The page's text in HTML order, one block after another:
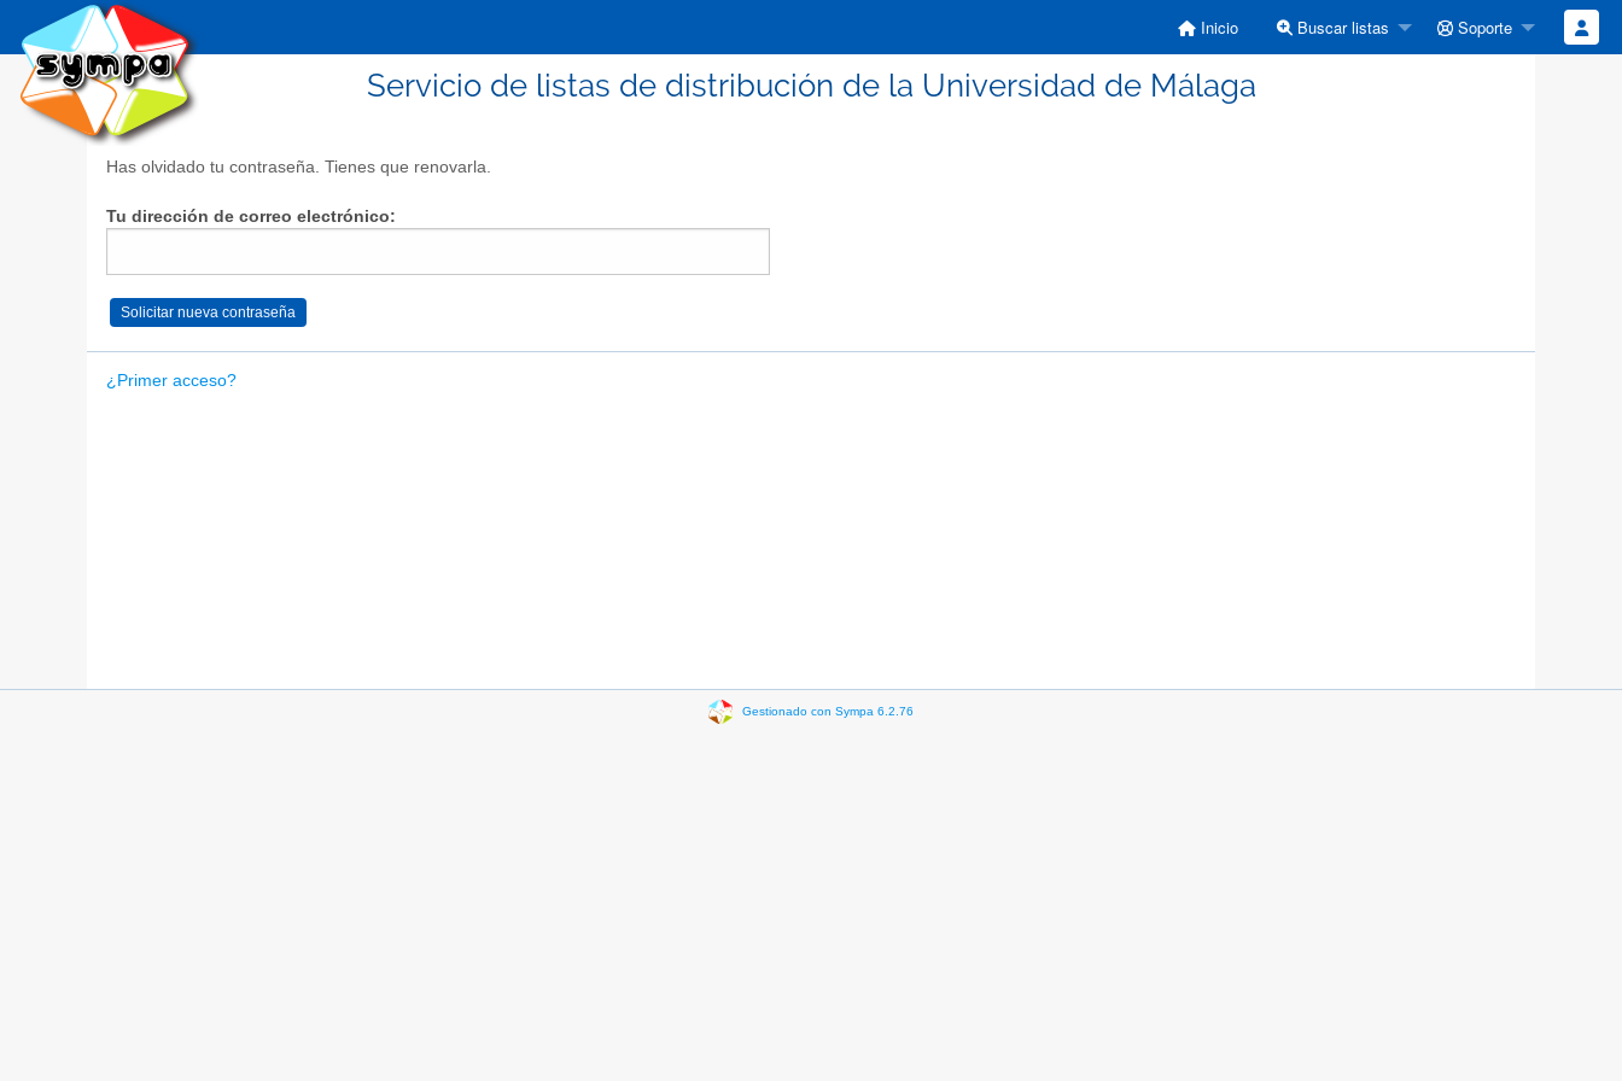
Inicio Buscar listas Soporte
Servicio de listas de distribución de la Universidad de Málaga
Has olvidado tu contraseña. Tienes que renovarla.
Tu dirección de correo electrónico:
¿Primer acceso?
Gestionado con Sympa 6.2.76